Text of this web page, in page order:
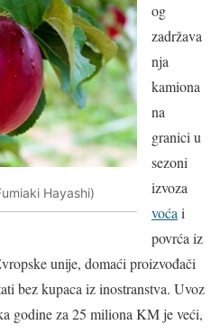
Hayashi)
og
zadržava
nja
kamiona
na
granici u
sezoni
izvoza
voćai
povrća iz
unije, domaći proizvođači
bez kupaca iz inostranstva. Uvoz
godine za 25 miliona KM je veći,